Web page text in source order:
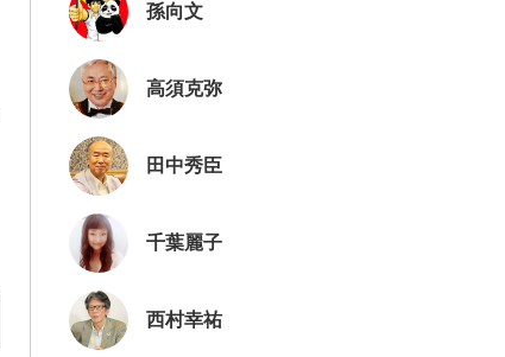
孫向文
高須克弥
田中秀臣
千葉麗子
西村幸祐